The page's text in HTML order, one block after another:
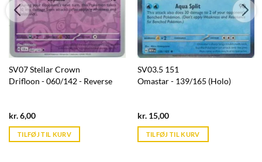
SV07 Stellar Crown
Drifloon - 060/142 - Reverse
kr.6,00Current
is:
kr. 39,95.
TILFØJ TIL KURV
SV03.5 151
Omastar - 139/165 (Holo)
kr.15,00Current
is:
kr. 39,95.
TILFØJ TIL KURV